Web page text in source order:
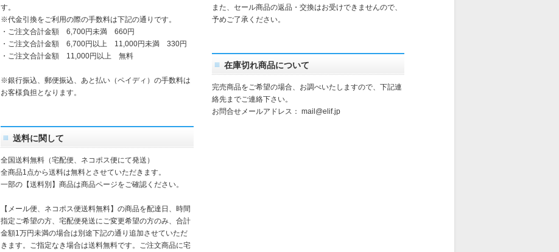
す。
※代金引換をご利用の際の手数料は下記の通りです。
・ご注文合計金額 6,700円未満 660円
・ご注文合計金額 6,700円以上 11,000円未満 330円
・ご注文合計金額 11,000円以上 無料
※銀行振込、郵便振込、あと払い（ペイディ）の手数料は
お客様負担となります。
送料に関して
全国送料無料（宅配便、ネコポス便にて発送）
全商品1点から送料は無料とさせていただきます。
一部の【送料別】商品は商品ページをご確認ください。
【メール便、ネコポス便送料無料】の商品を配達日、時間
指定ご希望の方、宅配便発送にご変更希望の方のみ、合計
金額1万円未満の場合は別途下記の通り追加させていただ
きます。ご指定なき場合は送料無料です。ご注文商品に宅
また、セール商品の返品・交換はお受けできませんので、
予めご了承ください。
在庫切れ商品について
完売商品をご希望の場合、お調べいたしますので、下記連
絡先までご連絡下さい。
お問合せメールアドレス： mail@elif.jp